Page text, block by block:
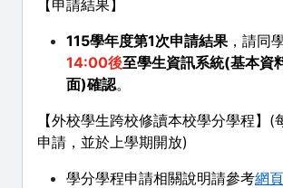
【申請結果】
115學年度第1次申請結果，請同
14:00後至學生資訊系統(基本資
面)確認。
【外校學生跨校修讀本校學分學程】(
申請，並於上學期開放)
學分學程申請相關說明請參考網